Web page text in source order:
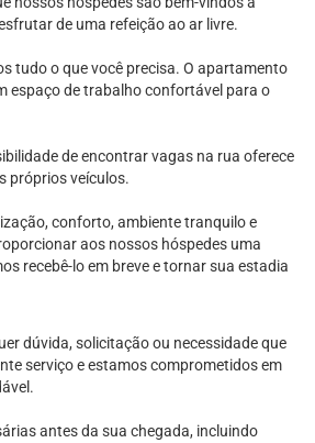
de uma refeição ao ar livre.
tudo o que você precisa. O apartamento
espaço de trabalho confortável para o
de encontrar vagas na rua oferece
próprios veículos.
conforto, ambiente tranquilo e
aos nossos hóspedes uma
recebê-lo em breve e tornar sua estadia
dúvida, solicitação ou necessidade que
serviço e estamos comprometidos em
antes da sua chegada, incluindo